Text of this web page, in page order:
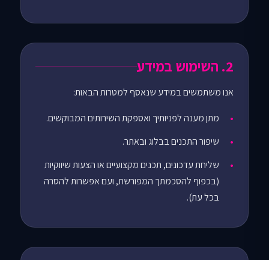
2. השימוש במידע
אנו משתמשים במידע שנאסף למטרות הבאות:
מתן מענה לפניותיך ואספקת השירותים המבוקשים.
שיפור התכנים בבלוג ובאתר.
שליחת עדכונים, תכנים מקצועיים או הצעות שיווקיות
(בכפוף להסכמתך המפורשת, ועם אפשרות להסרה
בכל עת).